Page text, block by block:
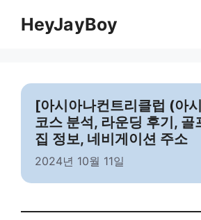
HeyJayBoy
[아시아나컨트리클럽 (아
코스 분석, 라운딩 후기, 골
집 정보, 네비게이션 주소
2024년 10월 11일